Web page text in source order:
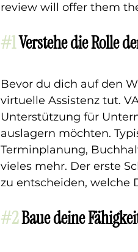
review will offer them
#1Verstehe die Rolle
Bevor du dich auf den
virtuelle Assistenz tut.
Unterstützung für
auslagern möchten.
Terminplanung,
vieles mehr. Der erste
zu entscheiden, welche
#2Baue deine